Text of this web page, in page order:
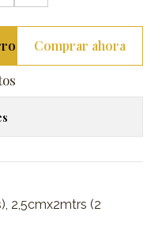
Comprar ahora
2,5cmx2mtrs (2